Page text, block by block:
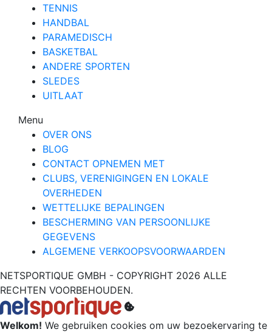
TENNIS
HANDBAL
PARAMEDISCH
BASKETBAL
ANDERE SPORTEN
SLEDES
UITLAAT
Menu
OVER ONS
BLOG
CONTACT OPNEMEN MET
CLUBS, VERENIGINGEN EN LOKALE
OVERHEDEN
WETTELIJKE BEPALINGEN
BESCHERMING VAN PERSOONLIJKE
GEGEVENS
ALGEMENE VERKOOPSVOORWAARDEN
NETSPORTIQUE GMBH - COPYRIGHT 2026 ALLE
RECHTEN VOORBEHOUDEN.
Welkom! We gebruiken cookies om uw bezoekervaring te